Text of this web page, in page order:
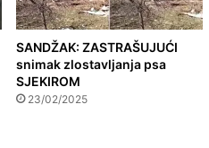
SANDŽAK: ZASTRAŠUJUĆI
snimak zlostavljanja psa
SJEKIROM
23/02/2025